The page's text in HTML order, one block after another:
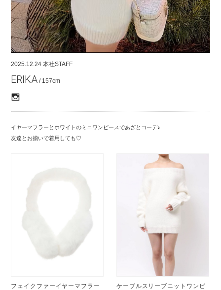
2025.12.24 本社STAFF
ERIKA / 157cm
イヤーマフラーとホワイトのミニワンピースであざとコーデ♪
友達とお揃いで着用しても♡
フェイクファーイヤーマフラー
ケーブルスリーブニットワンピ
CONTACT
RECRUIT
FOR BUSINESS PARTNER